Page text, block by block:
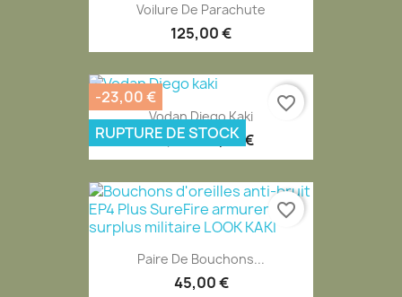
Voilure De Parachute
125,00 €
Vodan Diego Kaki
119,95 € 96,95 €
-23,00 €
RUPTURE DE STOCK
favorite_border
Paire De Bouchons...
45,00 €
favorite_border